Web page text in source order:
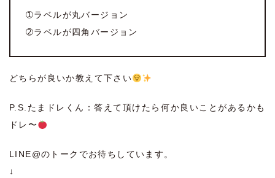
➀ラベルが丸バージョン
➁ラベルが四角バージョン
どちらが良いか教えて下さい
P.S.たまドレくん：答えて頂けたら何か良いことがあるかも
ドレ〜
LINE@のトークでお待ちしています。
↓